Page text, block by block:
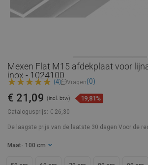
Mexen Flat M15 afdekplaat voor
inox - 1024100
(4) Vragen(0)
Catalogusprijs: € 26,30
€ 21,09 (incl. btw) 19,81%
De laagste prijs van de laatste 30 dagen Voor de
Maat - 100 cm